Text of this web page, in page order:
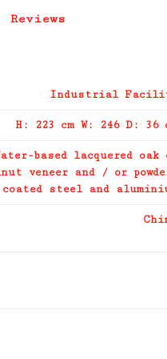
Reviews
Industrial
H: 223 cm W: 246 D: 36
based lacquered oak
veneer and / or
coated steel and